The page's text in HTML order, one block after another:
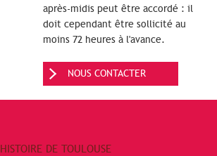
après-midis peut être accordé : il
doit cependant être sollicité au
moins 72 heures à l'avance.
NOUS CONTACTER
HISTOIRE DE TOULOUSE